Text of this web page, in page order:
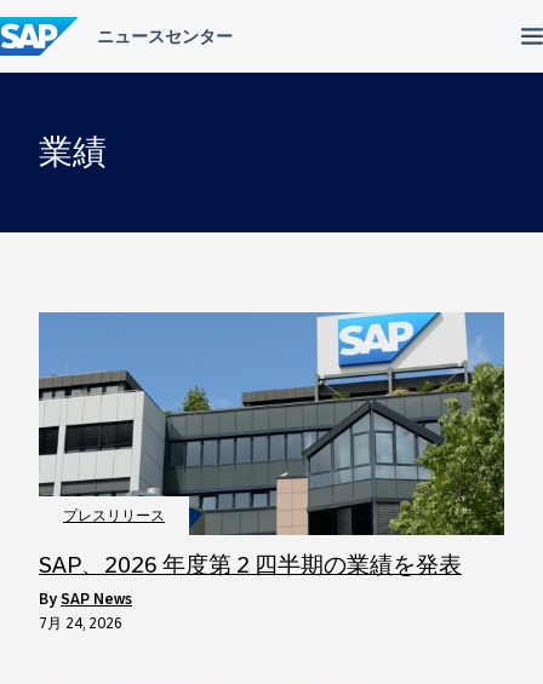
ン
テ
ン
業績
プレスリリース
SAP、2026 年度第 2 四半期の業績を発表
by SAP News
7月 24, 2026